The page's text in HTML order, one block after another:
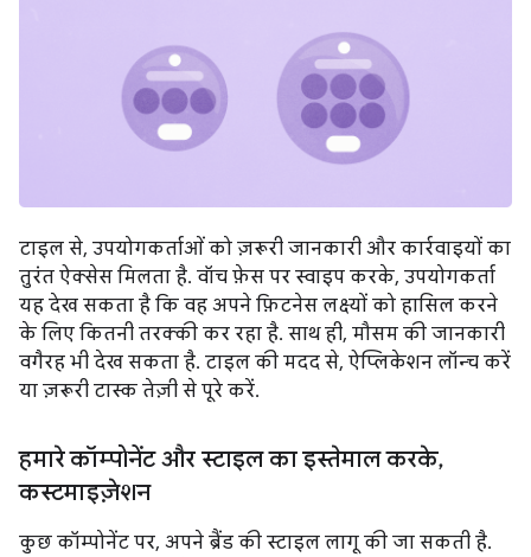
टाइल से, उपयोगकर्ताओं को ज़रूरी जानकारी और कार्रवाइयों का
तुरंत ऐक्सेस मिलता है. वॉच फ़ेस पर स्वाइप करके, उपयोगकर्ता
यह देख सकता है कि वह अपने फ़िटनेस लक्ष्यों को हासिल करने
के लिए कितनी तरक्की कर रहा है. साथ ही, मौसम की जानकारी
वगैरह भी देख सकता है. टाइल की मदद से, ऐप्लिकेशन लॉन्च करें
या ज़रूरी टास्क तेज़ी से पूरे करें.
हमारे कॉम्पोनेंट और स्टाइल का इस्तेमाल करके,
कस्टमाइज़ेशन
कुछ कॉम्पोनेंट पर, अपने ब्रैंड की स्टाइल लागू की जा सकती है.